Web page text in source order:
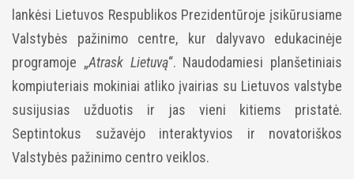
lankėsi Lietuvos Respublikos Prezidentūroje įsikūrusiame
Valstybės pažinimo centre, kur dalyvavo edukacinėje
programoje „Atrask Lietuvą“. Naudodamiesi planšetiniais
kompiuteriais mokiniai atliko įvairias su Lietuvos valstybe
susijusias užduotis ir jas vieni kitiems pristatė.
Septintokus sužavėjo interaktyvios ir novatoriškos
Valstybės pažinimo centro veiklos.